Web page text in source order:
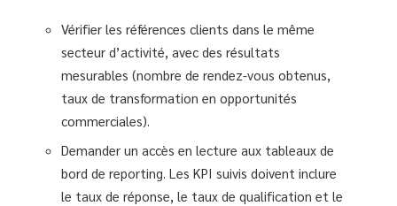
Vérifier les références clients dans le même
secteur d’activité, avec des résultats
mesurables (nombre de rendez-vous obtenus,
taux de transformation en opportunités
commerciales).
Demander un accès en lecture aux tableaux de
bord de reporting. Les KPI suivis doivent inclure
le taux de réponse, le taux de qualification et le